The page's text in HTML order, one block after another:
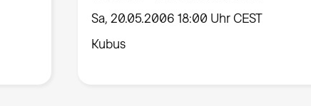
Sa, 20.05.2006 18:00 Uhr CEST
Kubus